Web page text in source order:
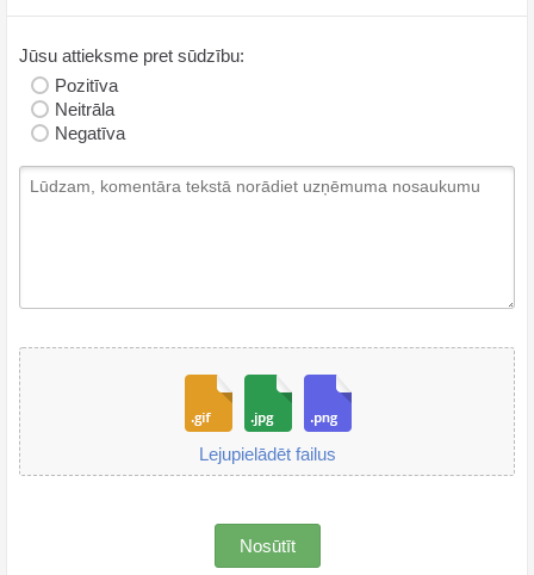
Jūsu attieksme pret sūdzību:
Pozitīva
Neitrāla
Negatīva
Lejupielādēt failus
Nosūtīt